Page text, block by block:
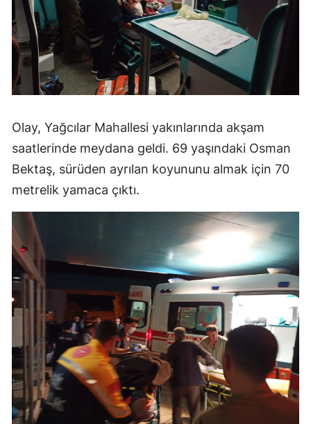
Olay, Yağcılar Mahallesi yakınlarında akşam
saatlerinde meydana geldi. 69 yaşındaki Osman
Bektaş, sürüden ayrılan koyununu almak için 70
metrelik yamaca çıktı.